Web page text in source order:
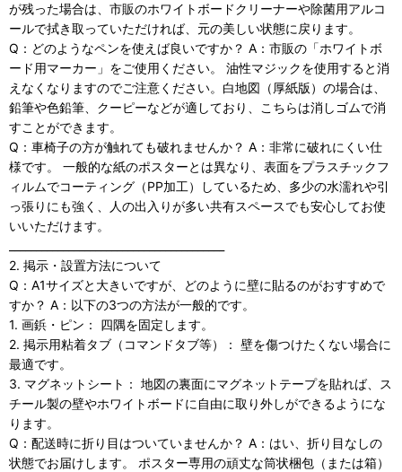
が残った場合は、市販のホワイトボードクリーナーや除菌用アルコ
ールで拭き取っていただければ、元の美しい状態に戻ります。
Q：どのようなペンを使えば良いですか？ A：市販の「ホワイトボ
ード用マーカー」をご使用ください。 油性マジックを使用すると消
えなくなりますのでご注意ください。白地図（厚紙版）の場合は、
鉛筆や色鉛筆、クーピーなどが適しており、こちらは消しゴムで消
すことができます。
Q：車椅子の方が触れても破れませんか？ A：非常に破れにくい仕
様です。 一般的な紙のポスターとは異なり、表面をプラスチックフ
ィルムでコーティング（PP加工）しているため、多少の水濡れや引
っ張りにも強く、人の出入りが多い共有スペースでも安心してお使
いいただけます。
2. 掲示・設置方法について
Q：A1サイズと大きいですが、どのように壁に貼るのがおすすめで
すか？ A：以下の3つの方法が一般的です。
1. 画鋲・ピン： 四隅を固定します。
2. 掲示用粘着タブ（コマンドタブ等）： 壁を傷つけたくない場合に
最適です。
3. マグネットシート： 地図の裏面にマグネットテープを貼れば、ス
チール製の壁やホワイトボードに自由に取り外しができるようにな
ります。
Q：配送時に折り目はついていませんか？ A：はい、折り目なしの
状態でお届けします。 ポスター専用の頑丈な筒状梱包（または箱）